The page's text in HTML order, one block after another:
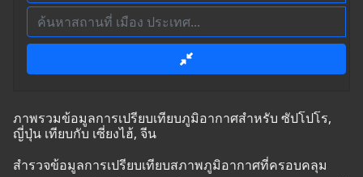
ภาพรวมข้อมูลการเปรียบเทียบภูมิอากาศสำหรับ ซัปโปโร,
ญี่ปุ่น เทียบกับ เซี่ยงไฮ้, จีน
สำรวจข้อมูลการเปรียบเทียบสภาพภูมิอากาศที่ครอบคลุม